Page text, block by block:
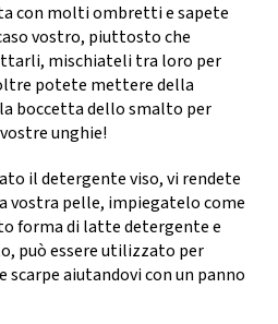
con moltiombrettie sapete
vostro, piuttosto che
mischiateli tra loro per
potete mettere della
boccettadello smalto per
unghie!
il detergente viso, vi rendete
vostra pelle, impiegatelo come
forma dilatte detergentee
può essere utilizzato per
e scarpe aiutandovi con un panno